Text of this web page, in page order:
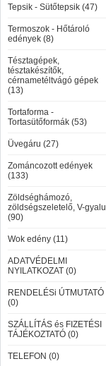
Tepsik - Sütőtepsik (47)
Termoszok - Hőtároló
edények (8)
Tésztagépek,
tésztakészítők,
cérnametéltvágó gépek
(13)
Tortaforma -
Tortasütőformák (53)
Üvegáru (27)
Zománcozott edények
(133)
Zöldséghámozó,
zöldségszeletelő, V-gyalu
(90)
Wok edény (11)
ADATVÉDELMI
NYILATKOZAT (0)
RENDELÉSi ÚTMUTATÓ
(0)
SZÁLLÍTÁS és FIZETÉSI
TÁJÉKOZTATÓ (0)
TELEFON (0)